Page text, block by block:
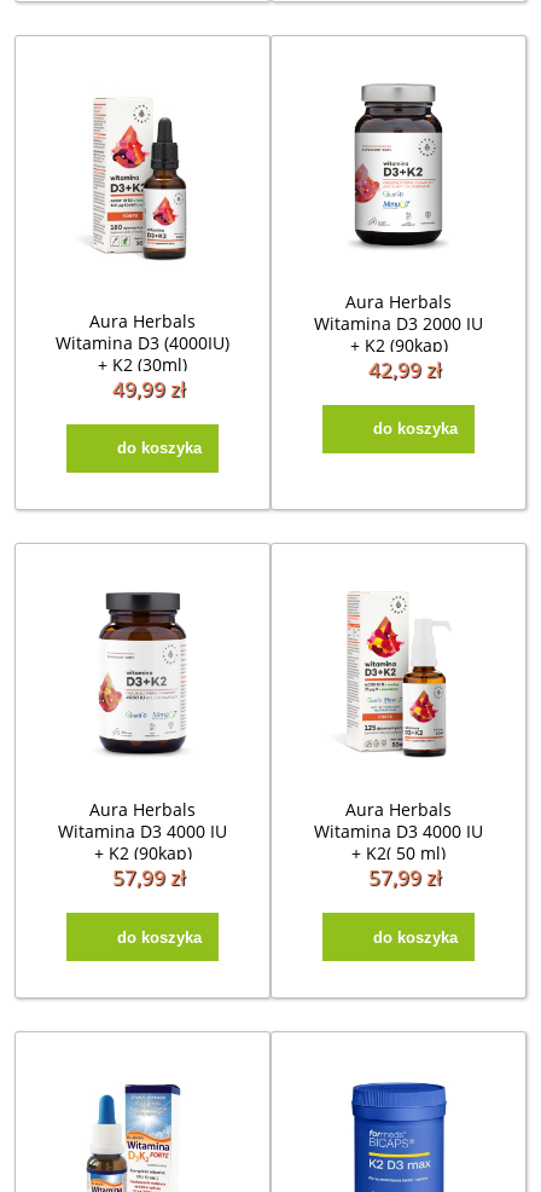
Aura Herbals
Witamina D3 (4000IU)
+ K2 (30ml)
49,99 zł
do koszyka
Aura Herbals
Witamina D3 2000 IU
+ K2 (90kap)
42,99 zł
do koszyka
Aura Herbals
Witamina D3 4000 IU
+ K2 (90kap)
57,99 zł
do koszyka
Aura Herbals
Witamina D3 4000 IU
+ K2( 50 ml)
57,99 zł
do koszyka